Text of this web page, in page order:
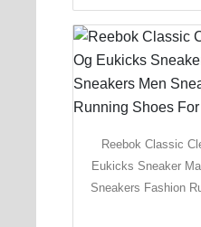
Reebok Classic
Eukicks Sneaker
Sneakers Fashion